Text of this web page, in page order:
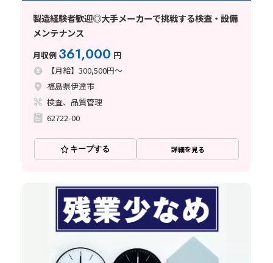
製造経験者歓迎◎大手メーカーで挑戦する検査・設備
メンテナンス
月収例 361,000 円
【月給】300,500円～
福島県伊達市
検査、品質管理
62722-00
キープする 詳細を見る